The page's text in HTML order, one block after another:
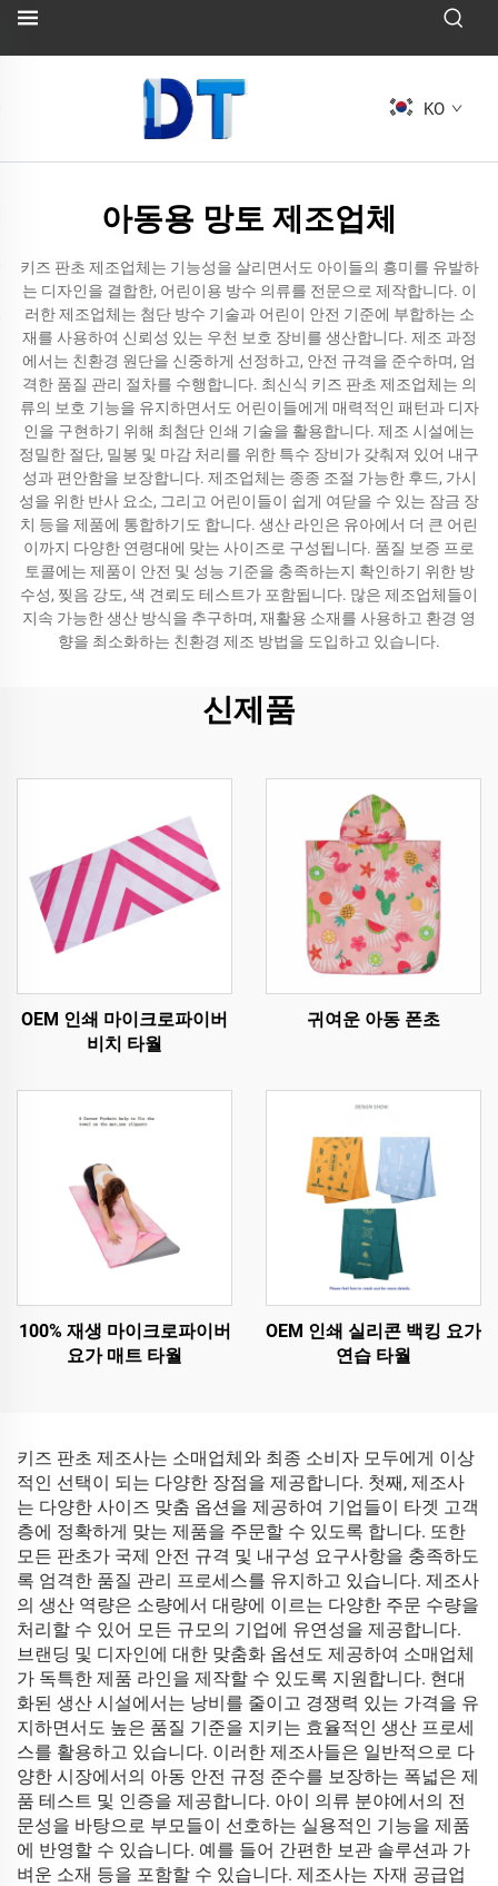
KO
아동용 망토 제조업체
키즈 판초 제조업체는 기능성을 살리면서도 아이들의 흥미를 유발하
는 디자인을 결합한, 어린이용 방수 의류를 전문으로 제작합니다. 이
러한 제조업체는 첨단 방수 기술과 어린이 안전 기준에 부합하는 소
재를 사용하여 신뢰성 있는 우천 보호 장비를 생산합니다. 제조 과정
에서는 친환경 원단을 신중하게 선정하고, 안전 규격을 준수하며, 엄
격한 품질 관리 절차를 수행합니다. 최신식 키즈 판초 제조업체는 의
류의 보호 기능을 유지하면서도 어린이들에게 매력적인 패턴과 디자
인을 구현하기 위해 최첨단 인쇄 기술을 활용합니다. 제조 시설에는
정밀한 절단, 밀봉 및 마감 처리를 위한 특수 장비가 갖춰져 있어 내구
성과 편안함을 보장합니다. 제조업체는 종종 조절 가능한 후드, 가시
성을 위한 반사 요소, 그리고 어린이들이 쉽게 여닫을 수 있는 잠금 장
치 등을 제품에 통합하기도 합니다. 생산 라인은 유아에서 더 큰 어린
이까지 다양한 연령대에 맞는 사이즈로 구성됩니다. 품질 보증 프로
토콜에는 제품이 안전 및 성능 기준을 충족하는지 확인하기 위한 방
수성, 찢음 강도, 색 견뢰도 테스트가 포함됩니다. 많은 제조업체들이
지속 가능한 생산 방식을 추구하며, 재활용 소재를 사용하고 환경 영
향을 최소화하는 친환경 제조 방법을 도입하고 있습니다.
신제품
OEM 인쇄 마이크로파이버
비치 타월
귀여운 아동 폰초
100% 재생 마이크로파이버
요가 매트 타월
OEM 인쇄 실리콘 백킹 요가
연습 타월
키즈 판초 제조사는 소매업체와 최종 소비자 모두에게 이상
적인 선택이 되는 다양한 장점을 제공합니다. 첫째, 제조사
는 다양한 사이즈 맞춤 옵션을 제공하여 기업들이 타겟 고객
층에 정확하게 맞는 제품을 주문할 수 있도록 합니다. 또한
모든 판초가 국제 안전 규격 및 내구성 요구사항을 충족하도
록 엄격한 품질 관리 프로세스를 유지하고 있습니다. 제조사
의 생산 역량은 소량에서 대량에 이르는 다양한 주문 수량을
처리할 수 있어 모든 규모의 기업에 유연성을 제공합니다.
브랜딩 및 디자인에 대한 맞춤화 옵션도 제공하여 소매업체
가 독특한 제품 라인을 제작할 수 있도록 지원합니다. 현대
화된 생산 시설에서는 낭비를 줄이고 경쟁력 있는 가격을 유
지하면서도 높은 품질 기준을 지키는 효율적인 생산 프로세
스를 활용하고 있습니다. 이러한 제조사들은 일반적으로 다
양한 시장에서의 아동 안전 규정 준수를 보장하는 폭넓은 제
품 테스트 및 인증을 제공합니다. 아이 의류 분야에서의 전
문성을 바탕으로 부모들이 선호하는 실용적인 기능을 제품
에 반영할 수 있습니다. 예를 들어 간편한 보관 솔루션과 가
벼운 소재 등을 포함할 수 있습니다. 제조사는 자재 공급업